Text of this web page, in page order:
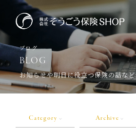
ブログ
BLOG
お知らせや明日に役立つ保険の話など
Category Archive